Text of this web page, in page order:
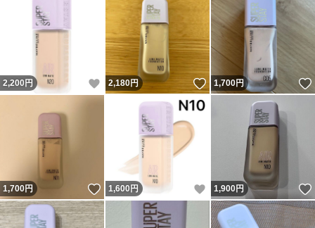
2,200 円 いいね！
2,180円 いいね！
1,700円
1,700円 いいね！
1,600 円 いいね！
1,900円